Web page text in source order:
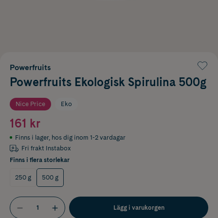
Powerfruits
Powerfruits Ekologisk Spirulina 500g
Nice Price Eko
161 kr
Finns i lager, hos dig inom 1-2 vardagar
Fri frakt Instabox
Finns i flera storlekar
250 g 500 g
Lägg i varukorgen